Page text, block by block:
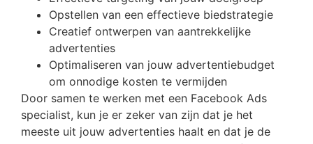
Opstellen van een effectieve biedstrategie
Creatief ontwerpen van aantrekkelijke
advertenties
Optimaliseren van jouw advertentiebudget
om onnodige kosten te vermijden
Door samen te werken met een Facebook Ads
specialist, kun je er zeker van zijn dat je het
meeste uit jouw advertenties haalt en dat je de